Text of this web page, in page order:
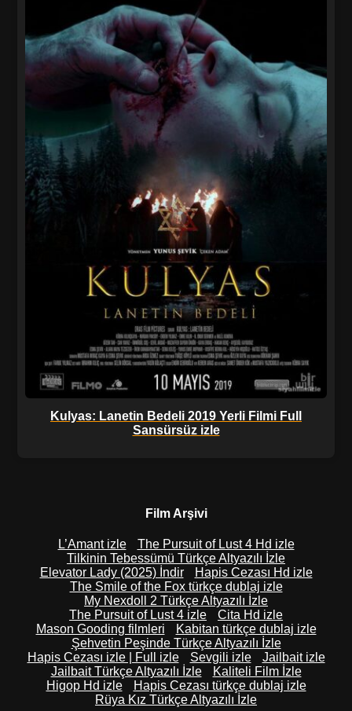
Kulyas: Lanetin Bedeli 2019 Yerli Filmi Full
Sansürsüz izle
Film Arşivi
L’Amant izle
The Pursuit of Lust 4 Hd izle
Tilkinin Tebessümü Türkçe Altyazılı İzle
Elevator Lady (2025) İndir
Hapis Cezası Hd izle
The Smile of the Fox türkçe dublaj izle
My Nexdoll 2 Türkçe Altyazılı İzle
The Pursuit of Lust 4 izle
Cita Hd izle
Mason Gooding filmleri
Kabitan türkçe dublaj izle
Şehvetin Peşinde Türkçe Altyazılı İzle
Hapis Cezası izle | Full izle
Sevgili izle
Jailbait izle
Jailbait Türkçe Altyazılı İzle
Kaliteli Film İzle
Higop Hd izle
Hapis Cezası türkçe dublaj izle
Rüya Kız Türkçe Altyazılı İzle